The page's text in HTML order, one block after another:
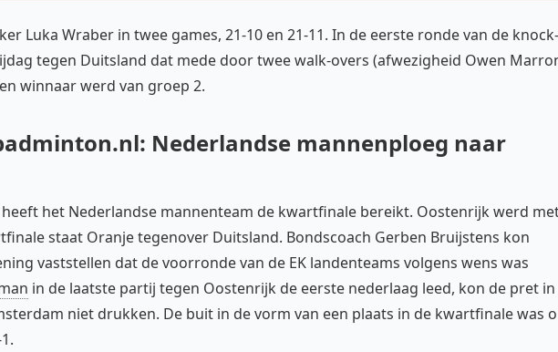
Luka Wraber in twee games, 21-10 en 21-11. In de eerste ronde van de knock-
tegen Duitsland dat mede door twee walk-overs (afwezigheid Owen
winnaar werd van groep 2.
Nederlandse mannenploeg naar
heeft het Nederlandse mannenteam de kwartfinale bereikt. Oostenrijk werd
staat Oranje tegenover Duitsland. Bondscoach Gerben Bruijstens kon
vaststellen dat de voorronde van de EK landenteams volgens wens was
in de laatste partij tegen Oostenrijk de eerste nederlaag leed, kon de pret in
niet drukken. De buit in de vorm van een plaats in de kwartfinale was